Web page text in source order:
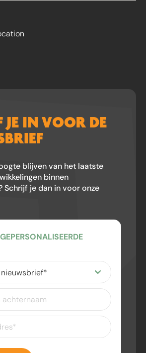
JE IN VOOR DE
blijven van het laatste
binnen
Schrijf je dan in voor onze
(Vereist)